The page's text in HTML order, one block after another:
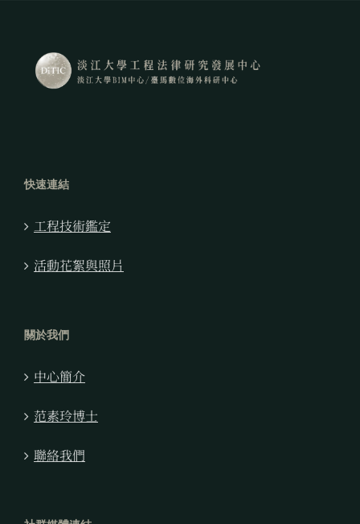
快速連結
工程技術鑑定
活動花絮與照片
關於我們
中心簡介
范素玲博士
聯絡我們